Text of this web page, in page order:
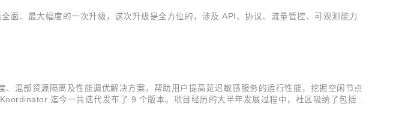
、最大幅度的一次升级，这次升级是全方位的，涉及 API、协议、流量管控、可观测能力
混部资源隔离及性能调优解决方案，帮助用户提高延迟敏感服务的运行性能，挖掘空闲节点
迄今一共迭代发布了 9 个版本。项目经历的大半年发展过程中，社区吸纳了包括阿